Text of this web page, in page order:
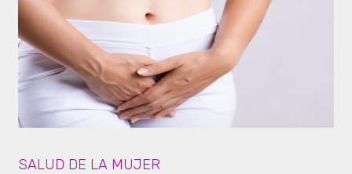
SALUD DE LA MUJER